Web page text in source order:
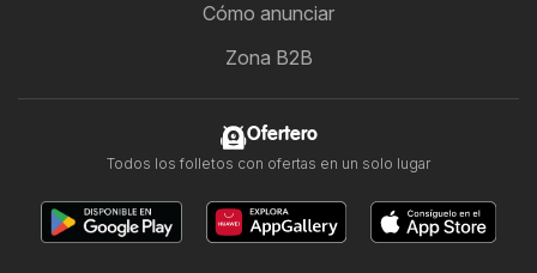
Cómo anunciar
Zona B2B
Ofertero
Todos los folletos con ofertas en un solo lugar